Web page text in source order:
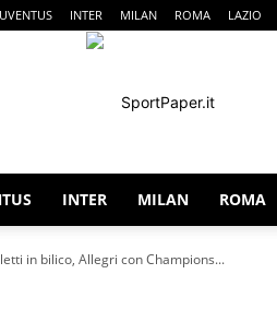
INTER MILAN ROMA LAZIO
INTER MILAN ROMA
in bilico, Allegri con Champions...